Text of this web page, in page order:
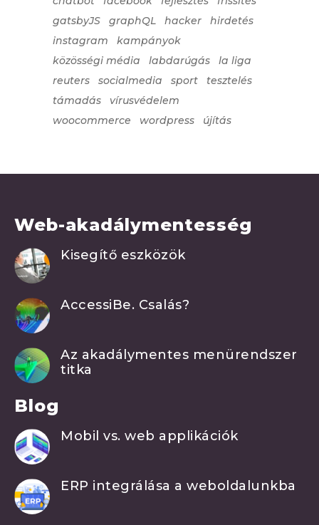
gatsbyJS
graphQL hacker
hirdetés
instagram
kampányok
közösségi média
labdarúgás
la liga
reuters
socialmedia sport
tesztelés
támadás
vírusvédelem
woocommerce
wordpress újítás
Blog
Mobil vs. web applikációk
ERP integrálása a weboldalunkba
Web-akadálymentesség
Kisegítő eszközök
AccessiBe. Csalás?
Az akadálymentes menürendszer
titka